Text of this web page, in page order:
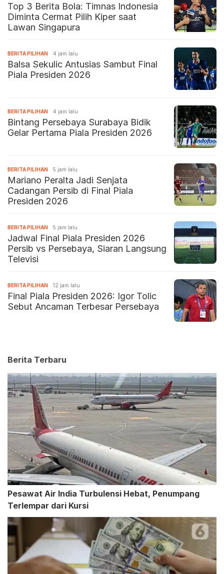
Top 3 Berita Bola: Timnas Indonesia
Diminta Cermat Pilih Kiper saat
Lawan Singapura
BERITA PILIHAN 4 jam lalu
Balsa Sekulic Antusias Sambut Final
Piala Presiden 2026
BERITA PILIHAN 4 jam lalu
Bintang Persebaya Surabaya Bidik
Gelar Pertama Piala Presiden 2026
BERITA PILIHAN 5 jam lalu
Mariano Peralta Jadi Senjata
Cadangan Persib di Final Piala
Presiden 2026
BERITA PILIHAN 5 jam lalu
Jadwal Final Piala Presiden 2026
Persib vs Persebaya, Siaran Langsung
Televisi
BERITA PILIHAN 12 jam lalu
Final Piala Presiden 2026: Igor Tolic
Sebut Ancaman Terbesar Persebaya
Berita Terbaru
Pesawat Air India Turbulensi Hebat, Penumpang
Terlempar dari Kursi